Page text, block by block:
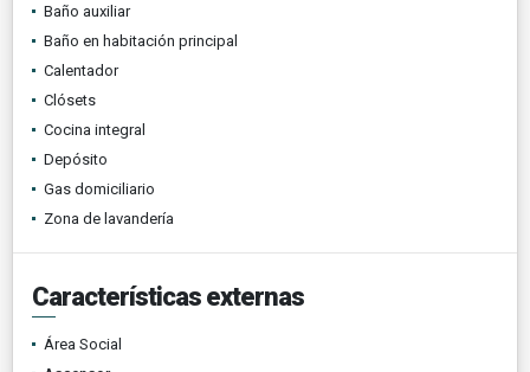
Baño auxiliar
Baño en habitación principal
Calentador
Clósets
Cocina integral
Depósito
Gas domiciliario
Zona de lavandería
Características externas
Área Social